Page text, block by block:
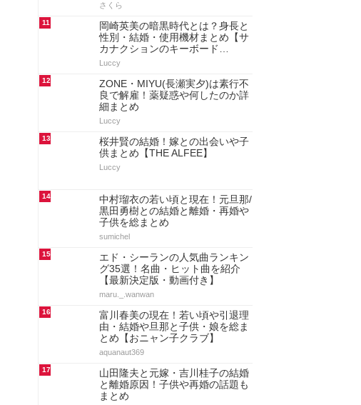
さくら
11
岡崎英美の暗黒時代とは？身長と
性別・結婚・使用機材まとめ【サ
カナクションのキーボード…
Luccy
12
ZONE・MIYU(長瀬実夕)は素行不
良で解雇！薬疑惑や何したのか詳
細まとめ
Luccy
13
桜井賢の結婚！嫁との出会いや子
供まとめ【THE ALFEE】
Luccy
14
中村瑠衣の若い頃と現在！元旦那/
黒田勇樹との結婚と離婚・再婚や
子供を総まとめ
sumichel
15
エド・シーランの人気曲ランキン
グ35選！名曲・ヒット曲を紹介
【最新決定版・動画付き】
maru._.wanwan
16
富川春美の現在！若い頃や引退理
由・結婚や旦那と子供・娘を総ま
とめ【おニャン子クラブ】
aquanaut369
17
山田隆夫と元嫁・吉川桂子の結婚
と離婚原因！子供や再婚の話題も
まとめ